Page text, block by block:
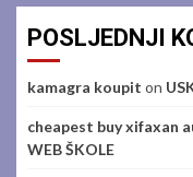
POSLJEDNJI
kamagra koupit on
cheapest buy xifaxan
WEB ŠKOLE